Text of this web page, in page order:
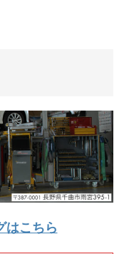
はこちら